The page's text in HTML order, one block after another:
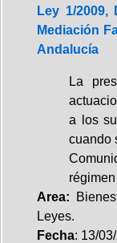
Ley 1/2009,
Mediación
Andalucía
La
a los
cuando
Area:
Leyes.
Fecha: 13/